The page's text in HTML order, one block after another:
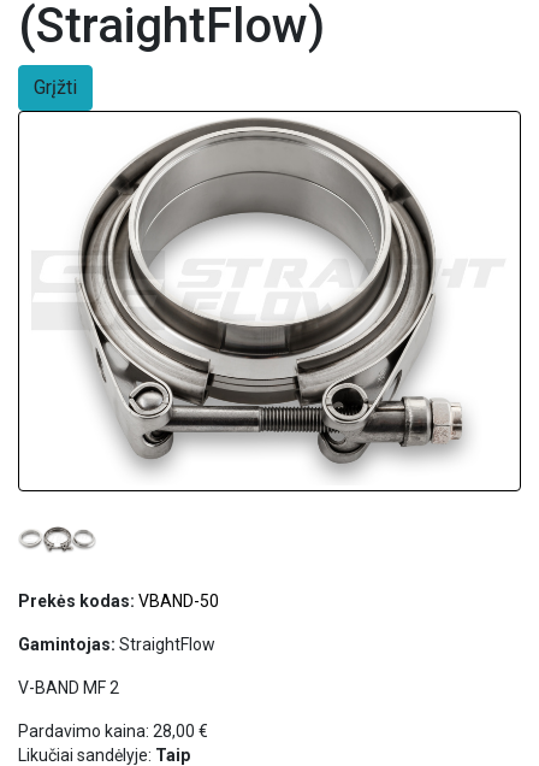
(StraightFlow)
Grįžti
Prekės kodas: VBAND-50
Gamintojas: StraightFlow
V-BAND MF 2
Pardavimo kaina: 28,00 €
Likučiai sandėlyje: Taip